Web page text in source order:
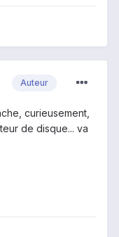
Auteur
curieusement,
de disque... va